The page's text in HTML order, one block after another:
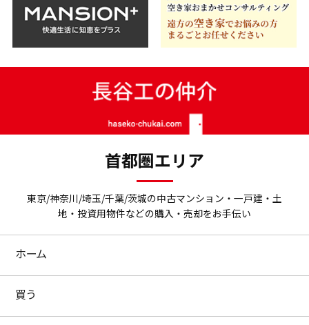
首都圏エリア
東京/神奈川/埼玉/千葉/茨城の中古マンション・一戸建・土
地・投資用物件などの購入・売却をお手伝い
ホーム
買う